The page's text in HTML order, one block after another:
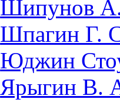
Шипунов
Шпагин Г.
Юджин
Ярыгин В.